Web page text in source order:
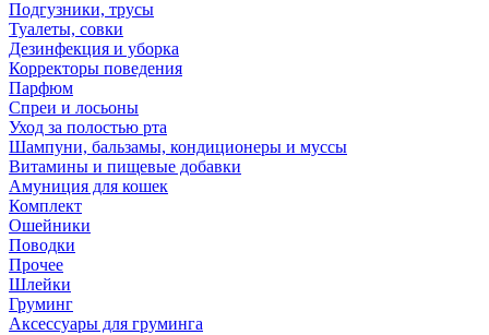
Подгузники, трусы
Туалеты, совки
Дезинфекция и уборка
Корректоры поведения
Парфюм
Спреи и лосьоны
Уход за полостью рта
Шампуни, бальзамы, кондиционеры и муссы
Витамины и пищевые добавки
Амуниция для кошек
Комплект
Ошейники
Поводки
Прочее
Шлейки
Груминг
Аксессуары для груминга